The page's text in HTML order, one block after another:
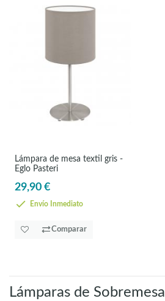
Lámpara de mesa textil gris -
Eglo Pasteri
29,90 €
Envío Inmediato
Comparar
Lámparas de Sobremesa